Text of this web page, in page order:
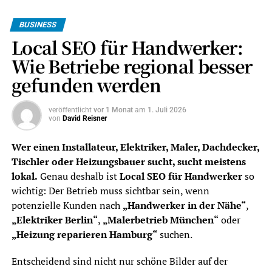
BUSINESS
Local SEO für Handwerker:
Wie Betriebe regional besser
gefunden werden
veröffentlicht vor 1 Monat am 1. Juli 2026
von David Reisner
Wer einen Installateur, Elektriker, Maler, Dachdecker,
Tischler oder Heizungsbauer sucht, sucht meistens
lokal. Genau deshalb istLocal SEO für Handwerkerso
wichtig: Der Betrieb muss sichtbar sein, wenn
potenzielle Kunden nach „Handwerker in der Nähe“,
„Elektriker Berlin“, „Malerbetrieb München“ oder
„Heizung reparieren Hamburg“ suchen.
Entscheidend sind nicht nur schöne Bilder auf der